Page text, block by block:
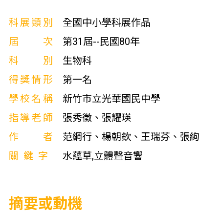
科展類別
全國中小學科展作品
屆次
第31屆--民國80年
科別
生物科
得獎情形
第一名
學校名稱
新竹市立光華國民中學
指導老師
張秀徵、張耀瑛
作者
范綱行、楊朝欽、王瑞芬、張絢
關鍵字
水蘊草,立體聲音響
摘要或動機